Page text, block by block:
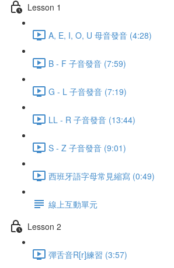
Lesson 1
A, E, I, O, U 母音發音 (4:28)
B - F 子音發音 (7:59)
G - L 子音發音 (7:19)
LL - R 子音發音 (13:44)
S - Z 子音發音 (9:01)
西班牙語字母常見縮寫 (0:49)
線上互動單元
Lesson 2
彈舌音R[r]練習 (3:57)